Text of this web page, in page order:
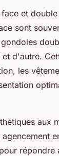
et
sont
et d'autre.
les
aux
répondre